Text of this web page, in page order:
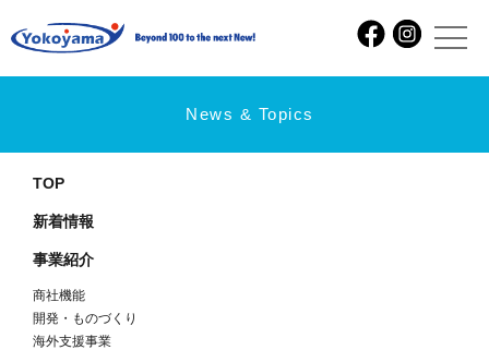
News & Topics
2023.01.21
前の記事 次の記事
カテゴリ
TOP
新着情報
事業紹介
商社機能
開発・ものづくり
海外支援事業